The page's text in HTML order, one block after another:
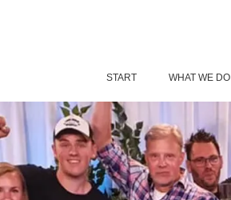
START WHAT WE DO